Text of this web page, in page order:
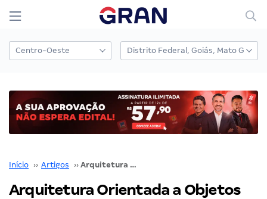
Início ›› Artigos ›› Arquitetura Orientada a Objetos
Arquitetura Orientada a Objetos